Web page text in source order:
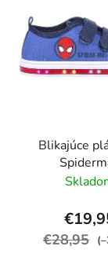
Blikajúce
€28,95